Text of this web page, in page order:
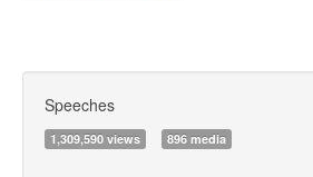
Speeches
1,309,590 views 896 media